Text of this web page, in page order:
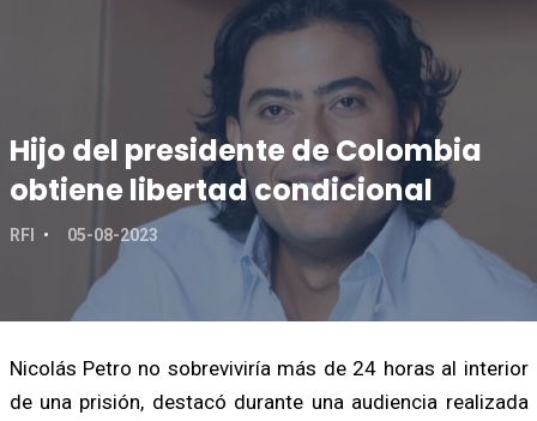
Hijo del presidente de Colombia
obtiene libertad condicional
RFI 05-08-2023
Nicolás Petro no sobreviviría más de 24 horas al interior
de una prisión, destacó durante una audiencia realizada